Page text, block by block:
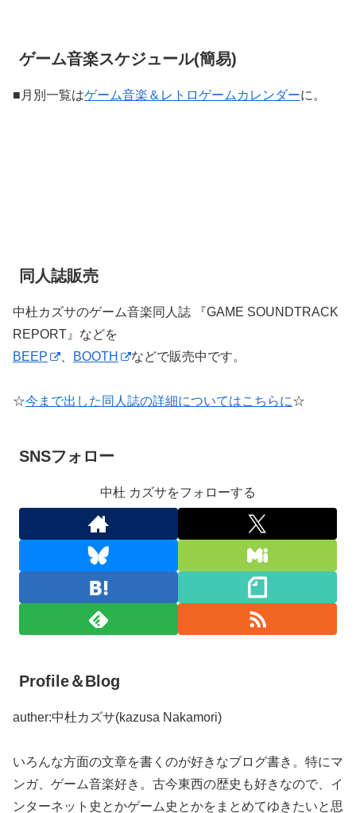
ゲーム音楽スケジュール(簡易)
■月別一覧はゲーム音楽＆レトロゲームカレンダーに。
同人誌販売
中杜カズサのゲーム音楽同人誌 『GAME SOUNDTRACK
REPORT』などを
BEEP
BOOTH などで販売中です。
☆今まで出した同人誌の詳細についてはこちらに☆
SNSフォロー
中杜 カズサをフォローする
Profile＆Blog
auther:中杜カズサ(kazusa Nakamori)
いろんな方面の文章を書くのが好きなブログ書き。特にマ
ンガ、ゲーム音楽好き。古今東西の歴史も好きなので、イ
ンターネット史とかゲーム史とかをまとめてゆきたいと思